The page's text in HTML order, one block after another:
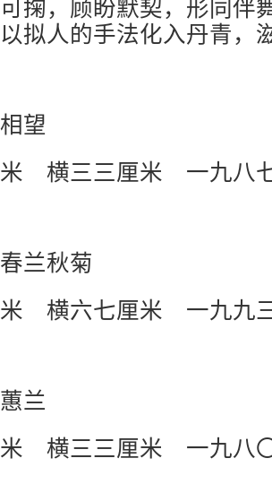
掬，顾盼默契，形同伴
拟人的手法化入丹青，
望
米 横三三厘米 一九八
兰秋菊
米 横六七厘米 一九九
兰
米 横三三厘米 一九八